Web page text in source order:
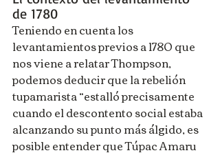
de 1780
Teniendo en cuenta los
levantamientos previos a 1780 que
nos viene a relatar Thompson,
podemos deducir que la rebelión
tupamarista “estalló precisamente
cuando el descontento social estaba
alcanzando su punto más álgido, es
posible entender que Túpac Amaru